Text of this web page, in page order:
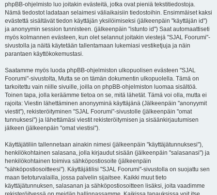
phpBB-ohjelmisto luo joitakin evästeitä, jotka ovat pieniä tekstitiedostoja.
Nämä tiedostot ladataan selaimesi väliaikaisiin tiedostoihin. Ensimmäiset kaksi
evästettä sisältävät tiedon käyttäjän yksilöimiseksi (jälkeenpäin "käyttäjän id")
ja anonyymin session tunnisteen. (jälkeenpäin "istunto id") Saat automaattiseti
myös kolmannen evästeen, kun olet selannut joitakin viestejä "SJAL Foorumi"-
sivustolla ja näitä käytetään tallentamaan lukemiasi vestiketjuja ja näin
parantaen käyttökokemustasi.
Saatamme myös luoda phpBB-ohjelmiston ulkopuolisen evästeen "SJAL
Foorumi"-sivustolta, Mutta se on tämän dokumentin ulkopuolella. Tämä on
tarkoitettu vain niille sivuille, joilla on phpBB-ohjelmiston luomaa sisältöä.
Toinen tapa, jolla keräämme tietoa on se, mitä lähetät. Tämä voi olla, mutta ei
rajoita: Viestin lähettäminen anonyyminä käyttäjänä (Jälkeenpäin "anonyymit
viestit"), rekisteröityminen "SJAL Foorumi"-sivustolle (jälkeenpäin "omat
tunnuksesi") ja lähettämäsi viestit rekisteröitymisen ja sisäänkirjautumisen
jälkeen (jälkeenpäin "omat viestisi").
Käyttäjätiliin tallennetaan ainakin nimesi (jälkeenpäin "käyttäjätunnuksesi"),
henkilökohtainen salasana, jolla kirjaudut sisään (jälkeenpäin "salasanasi") ja
henkilökohtainen toimiva sähköpostiosoite (jälkeenpäin
"sähköpostiosoitteesi"). Käyttäjätilisi "SJAL Foorumi"-sivustolla on suojattu sen
maan tietoturvalailla, jossa palvelin sijaitsee. Kaikki muut tieto
käyttäjätunnuksen, salasanan ja sähköpostiosoitteen lisäksi, joita vaadimme